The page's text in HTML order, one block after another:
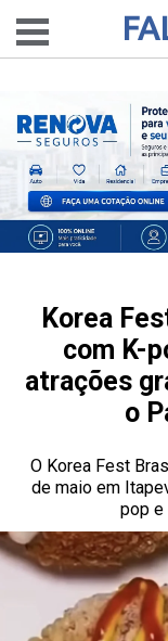
Korea
com K-
atrações
o
O Korea Fest
de maio em
pop e